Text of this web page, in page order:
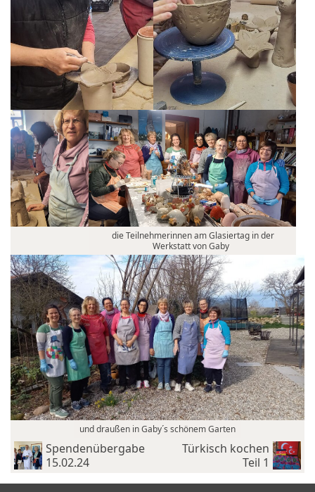
die Teilnehmerinnen am Glasiertag in der
Werkstatt von Gaby
und draußen in Gaby´s schönem Garten
Spendenübergabe
15.02.24
Türkisch kochen
Teil 1